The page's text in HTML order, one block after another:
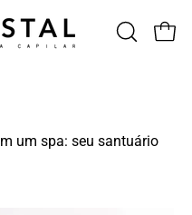
ABRA
PESQUISA
um spa: seu santuário